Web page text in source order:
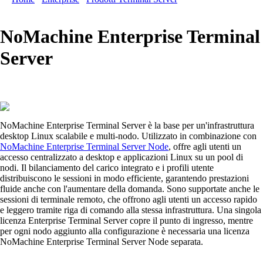
NoMachine Enterprise Terminal
Server
NoMachine Enterprise Terminal Server è la base per un'infrastruttura
desktop Linux scalabile e multi-nodo. Utilizzato in combinazione con
NoMachine Enterprise Terminal Server Node, offre agli utenti un
accesso centralizzato a desktop e applicazioni Linux su un pool di
nodi. Il bilanciamento del carico integrato e i profili utente
distribuiscono le sessioni in modo efficiente, garantendo prestazioni
fluide anche con l'aumentare della domanda. Sono supportate anche le
sessioni di terminale remoto, che offrono agli utenti un accesso rapido
e leggero tramite riga di comando alla stessa infrastruttura. Una singola
licenza Enterprise Terminal Server copre il punto di ingresso, mentre
per ogni nodo aggiunto alla configurazione è necessaria una licenza
NoMachine Enterprise Terminal Server Node separata.